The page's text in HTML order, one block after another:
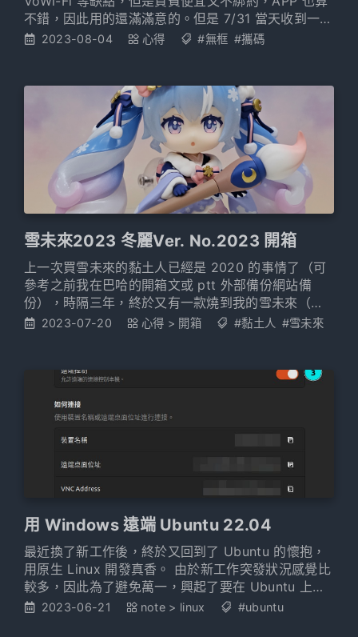
不錯，因此用的還滿滿意的。但是 7/31 當天收到一封
電子郵件，宣布「吃不飽還給你」方案更新，8/1 立
如果以我之前在中華的學生方案同樣 5GB 288 來說
2023-08-04 心得 #無框 #攜碼
雪未來2023 冬麗Ver. No.2023 開箱
上一次買雪未來的黏土人已經是 2020 的事情了（可
參考之前我在巴哈的開箱文或 ptt 外部備份網站備
份），時隔三年，終於又有一款燒到我的雪未來（價
格當然也很燒，從 5500 日圓漲價到 9000 日圓）。
開箱囉，以下注意圖多。 雪未來維基百科：
2023-07-20 心得 > 開箱 #黏土人 #雪未來
用 Windows 遠端 Ubuntu 22.04
最近換了新工作後，終於又回到了 Ubuntu 的懷抱，
用原生 Linux 開發真香。 由於新工作突發狀況感覺比
較多，因此為了避免萬一，興起了要在 Ubuntu 上設
定遠端的念頭。但不知道到底是 GNOME 還是
2023-06-21 note > linux #ubuntu